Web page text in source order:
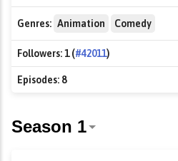
Genres: Animation Comedy
Followers:1 (#42011)
Episodes: 8